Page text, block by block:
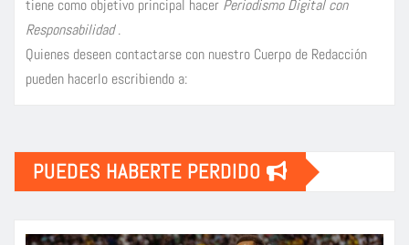
tiene como objetivo principal hacer Periodismo Digital con
Responsabilidad.
Quienes deseen contactarse con nuestro Cuerpo de Redacción
pueden hacerlo escribiendo a:
PUEDES HABERTE PERDIDO